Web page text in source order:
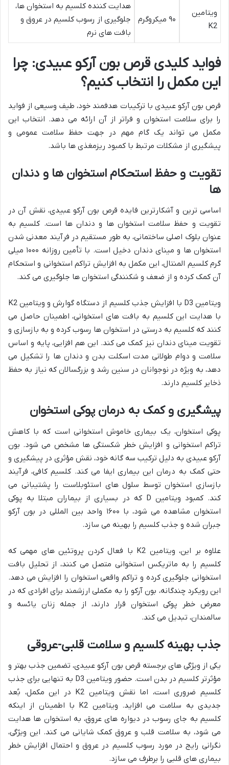
ویتامین
K2
۹۰ میکروگرم
هدایت کننده کلسیم به استخوان ها،
جلوگیری از رسوب کلسیم در عروق و
بافت های نرم
فواید کلیدی قرص بون آرکو عبیدی: چرا
این مکمل را انتخاب کنیم؟
قرص بون آرکو عبیدی با ترکیبات هدفمند خود، طیف وسیعی از فواید
را برای سلامت استخوان و فراتر از آن ارائه می دهد. انتخاب این
مکمل می تواند یک گام مهم در جهت حفظ سلامت عمومی و
پیشگیری از مشکلات مرتبط با کمبود ریزمغذی ها باشد.
تقویت و حفظ استحکام استخوان ها و دندان
ها
اساسی ترین و آشکارترین فایده قرص بون آرکو عبیدی، نقش آن در
تقویت و حفظ سلامت استخوان ها و دندان ها است. کلسیم به
عنوان بلوک اصلی ساختمانی، به طور مستقیم در فرآیند معدنی شدن
استخوان ها و مینای دندان دخیل است. با تأمین روزانه ۱۰۰۰ میلی
گرم کلسیم المنتال، این مکمل به افزایش تراکم استخوانی و استحکام
آن کمک کرده و از ضعف و شکنندگی استخوان ها جلوگیری می کند.
ویتامین D3 با افزایش جذب کلسیم از دستگاه گوارش و ویتامین K2
با هدایت این کلسیم به بافت های استخوانی، اطمینان حاصل می
کنند که کلسیم به درستی در استخوان ها رسوب کرده و به بازسازی و
تقویت مینای دندان نیز کمک می کند. این هم افزایی، پایه و اساس
سلامت و دوام طولانی مدت اسکلت بدن و دندان ها را تشکیل می
دهد، به ویژه در نوجوانان در سنین رشد و بزرگسالان که نیاز به حفظ
ذخایر کلسیم دارند.
پیشگیری و کمک به درمان پوکی استخوان
پوکی استخوان، یک بیماری خاموش استخوانی است که با کاهش
تراکم استخوانی و افزایش خطر شکستگی ها مشخص می شود. بون
آرکو عبیدی به دلیل ترکیب سه گانه خود، نقش مؤثری در پیشگیری و
حتی کمک به درمان این بیماری ایفا می کند. کلسیم کافی، فرآیند
بازسازی استخوان توسط سلول های استئوبلاست را پشتیبانی می
کند. کمبود ویتامین D که در بسیاری از بیماران مبتلا به پوکی
استخوان مشاهده می شود، با ۱۶۰۰ واحد بین المللی در بون آرکو
جبران شده و جذب کلسیم را بهینه می سازد.
علاوه بر این، ویتامین K2 با فعال کردن پروتئین های مهمی که
کلسیم را به ماتریکس استخوانی متصل می کنند، از تحلیل بافت
استخوانی جلوگیری کرده و تراکم واقعی استخوان را افزایش می دهد.
این رویکرد چندگانه، بون آرکو را به مکملی ارزشمند برای افرادی که در
معرض خطر پوکی استخوان قرار دارند، از جمله زنان یائسه و
سالمندان، تبدیل می کند.
جذب بهینه کلسیم و سلامت قلبی-عروقی
یکی از ویژگی های برجسته قرص بون آرکو عبیدی، تضمین جذب بهتر و
مؤثرتر کلسیم در بدن است. حضور ویتامین D3 به تنهایی برای جذب
کلسیم ضروری است، اما نقش ویتامین K2 در این مکمل، بُعد
جدیدی به سلامت می افزاید. ویتامین K2 با اطمینان از اینکه
کلسیم به جای رسوب در دیواره های عروق، به استخوان ها هدایت
می شود، به سلامت قلب و عروق کمک شایانی می کند. این ویژگی،
نگرانی رایج در مورد رسوب کلسیم در عروق و احتمال افزایش خطر
بیماری های قلبی را برطرف می سازد.